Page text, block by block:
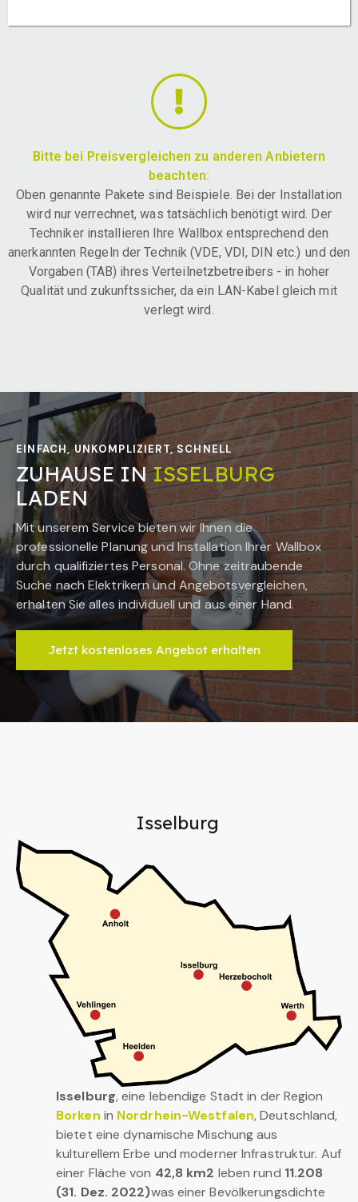
Bitte bei Preisvergleichen zu anderen Anbietern
beachten:
Oben genannte Pakete sind Beispiele. Bei der Installation
wird nur verrechnet, was tatsächlich benötigt wird. Der
Techniker installieren Ihre Wallbox entsprechend den
anerkannten Regeln der Technik (VDE, VDI, DIN etc.) und den
Vorgaben (TAB) ihres Verteilnetzbetreibers - in hoher
Qualität und zukunftssicher, da ein LAN-Kabel gleich mit
verlegt wird.
EINFACH, UNKOMPLIZIERT, SCHNELL
ZUHAUSE INISSELBURG
LADEN
Mit unserem Service bieten wir Ihnen die
professionelle Planung und Installation Ihrer Wallbox
durch qualifiziertes Personal. Ohne zeitraubende
Suche nach Elektrikern und Angebotsvergleichen,
erhalten Sie alles individuell und aus einer Hand.
Jetzt kostenloses Angebot erhalten
Isselburg
Isselburg, eine lebendige Stadt in der Region
Borken in Nordrhein-Westfalen, Deutschland,
bietet eine dynamische Mischung aus
kulturellem Erbe und moderner Infrastruktur. Auf
einer Fläche von 42,8 km2 leben rund 11.208
(31. Dez. 2022)was einer Bevölkerungsdichte